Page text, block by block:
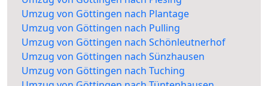
Umzug von Göttingen nach Plantage
Umzug von Göttingen nach Pulling
Umzug von Göttingen nach Schönleutnerhof
Umzug von Göttingen nach Sünzhausen
Umzug von Göttingen nach Tuching